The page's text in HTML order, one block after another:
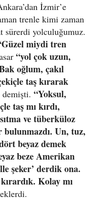
İzmir’e
trenle kimi zaman
sürerdi yolculuğumuz.
miydi tren
“yol çok uzun,
oğlum, çakıl
taş kırarak
demişti. “Yoksul,
taş mı kırdı,
ve tüberküloz
bulunmazdı. Un, tuz,
beyaz demek
beze Amerikan
şeker’ derdik ona.
Kolay mı